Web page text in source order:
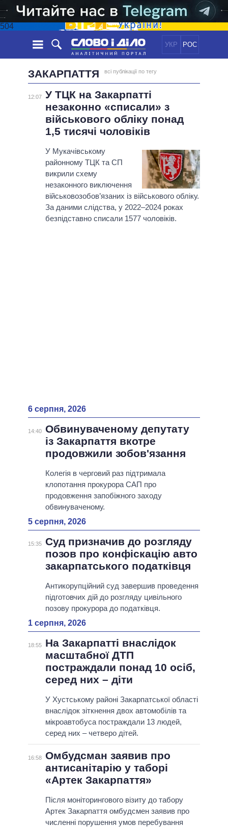
504
УКР РОС
НОВИНИ
СТРІЧКА
ПОДІЇ
СТАТТІ
ОГЛЯДИ
ДАЙДЖЕСТИ
ПОЛІТИКА
ЕКОНОМІКА
СУСПІЛЬСТВО
ОБIЦЯНКИ
ПОЛIТИКИ
ПРЕЗИДЕНТ І ОФІС
КАБІНЕТ МІНІСТРІВ
ГОЛОВИ ОБЛАДМІНІСТРАЦІЙ
МЕРИ МІСТ
ВІДЕО
ПІДТРИМАТИ
ПОРІВНЯННЯ ПОЛІТИКІВ
ЗАКАРПАТТЯ всі публікації по тегу
12:07 У ТЦК на Закарпатті
незаконно «списали» з
військового обліку понад
1,5 тисячі чоловіків
У Мукачівському
районному ТЦК та СП
викрили схему
незаконного виключення
військовозобов’язаних із військового обліку.
За даними слідства, у 2022–2024 роках
безпідставно списали 1577 чоловіків.
6 серпня, 2026
14:40 Обвинуваченому депутату
із Закарпаття вкотре
продовжили зобов'язання
Колегія в черговий раз підтримала
клопотання прокурора САП про
продовження запобіжного заходу
обвинуваченому.
5 серпня, 2026
15:35 Суд призначив до розгляду
позов про конфіскацію авто
закарпатського податківця
Антикорупційний суд завершив проведення
підготовчих дій до розгляду цивільного
позову прокурора до податківця.
1 серпня, 2026
18:55
На Закарпатті внаслідок
масштабної ДТП
постраждали понад 10 осіб,
серед них – діти
У Хустському районі Закарпатської області
внаслідок зіткнення двох автомобілів та
мікроавтобуса постраждали 13 людей,
серед них – четверо дітей.
16:58 Омбудсман заявив про
антисанітарію у таборі
«Артек Закарпаття»
Після моніторингового візиту до табору
Артек Закарпаття омбудсмен заявив про
численні порушення умов перебування